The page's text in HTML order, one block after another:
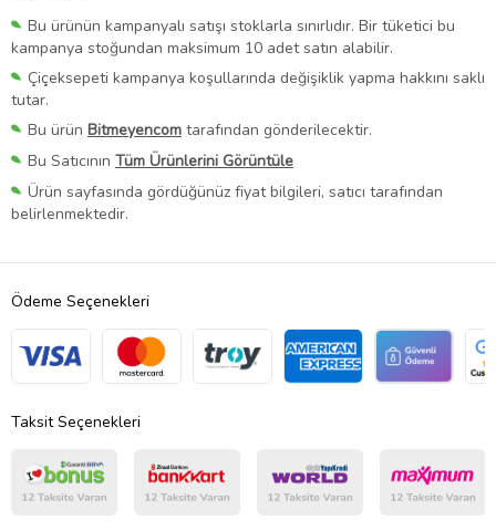
Bu ürünün kampanyalı satışı stoklarla sınırlıdır. Bir tüketici bu
kampanya stoğundan maksimum 10 adet satın alabilir.
Çiçeksepeti kampanya koşullarında değişiklik yapma hakkını saklı
tutar.
Bu ürün Bitmeyencom tarafından gönderilecektir.
Bu Satıcının Tüm Ürünlerini Görüntüle
Ürün sayfasında gördüğünüz fiyat bilgileri, satıcı tarafından
belirlenmektedir.
Ödeme Seçenekleri
Taksit Seçenekleri